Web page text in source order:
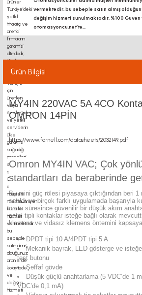
vermektedir. bu sebeple satın almış
değişim hizmeti sunulmaktadır. %100
otomasyoncu.net’te...
Ürün Bilgisi
MY4IN 220VAC 5A 4CO
OMRON 14PİN
https://www.farnell.com/datasheets/2032149.pdf
Omron MY4IN VAC; Çok
standartları da beraberinde
Bu mini güç rölesi piyasaya çıktığından beri
satıldı ve birçok farklı uygulamada başarıyla
ömrü süresince güvenilir bir düşük akım
çatal tipli kontaklar isteğe bağlı olarak
klemens ve vidasız klemens öntemini
DPDT tipi 10 A/4PDT tipi 5 A
Mekanik bayrak, LED gösterge ve
test butonu
Şeffaf gövde
Düşük güçlü anahtarlama (5 VDC’de 1
VDC’de 0,1 mA)